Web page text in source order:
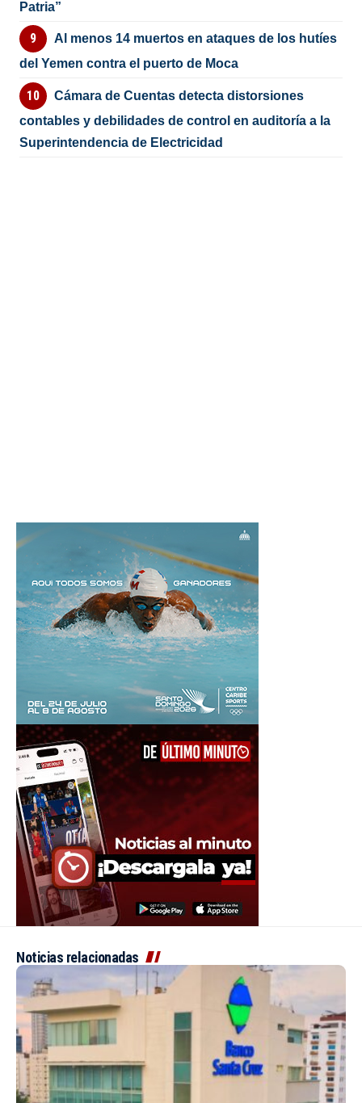
Patria”
Al menos 14 muertos en ataques de los hutíes
del Yemen contra el puerto de Moca
Cámara de Cuentas detecta distorsiones
contables y debilidades de control en auditoría a la
Superintendencia de Electricidad
Noticias relacionadas